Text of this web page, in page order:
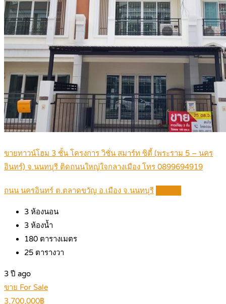
ขายทาวน์โฮม 3 ชั้น โครงการ วิชั่น สมาร์ท ซิตี้ (พระราม 5 – นคร
อินทร์) จ.นนทบุรี ติดถนนใหญ่ใจกลางเมือง โทร 0899694919
ถนน นครอินทร์ ต.ตลาดขวัญ อ.เมือง จ.นนทบุรี
3 ห้องนอน
3 ห้องน้ำ
180 ตารางเมตร
25 ตารางวา
3 ปี ago
ขาย For Sale
3,700,000฿